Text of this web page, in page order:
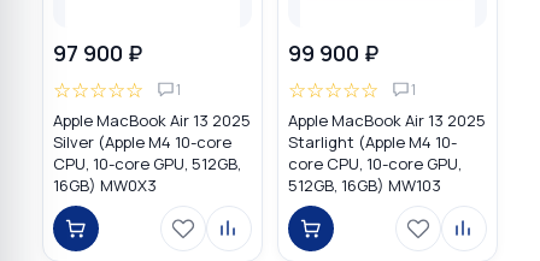
97 900 ₽
☆☆☆☆☆ 1
Apple MacBook Air 13 2025
Silver (Apple M4 10-core
CPU, 10-core GPU, 512GB,
16GB) MW0X3
99 900 ₽
☆☆☆☆☆ 1
Apple MacBook Air 13 2025
Starlight (Apple M4 10-
core CPU, 10-core GPU,
512GB, 16GB) MW103